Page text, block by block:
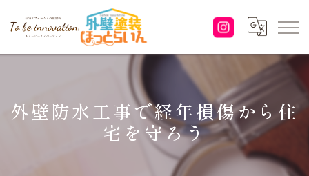
外壁防水工事で経年損傷から住
宅を守ろう